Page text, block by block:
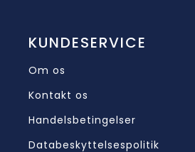
KUNDESERVICE
Om os
Kontakt os
Handelsbetingelser
Databeskyttelsespolitik